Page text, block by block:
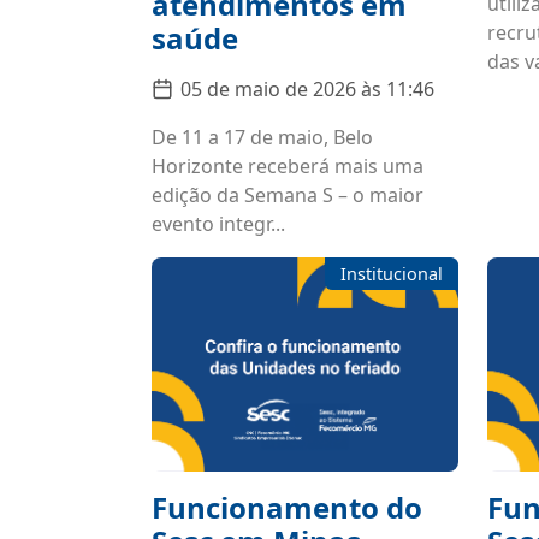
saúde
05 de maio de 2026 às 11:46
De 11 a 17 de maio, Belo
Horizonte receberá mais uma
edição da Semana S – o maior
evento integr...
das
Institucional
Funcionamento do